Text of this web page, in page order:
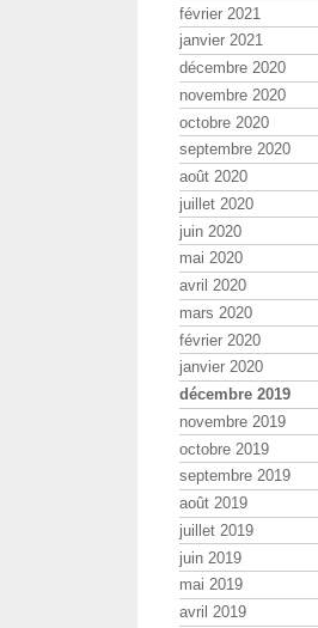
février 2021
janvier 2021
décembre 2020
novembre 2020
octobre 2020
septembre 2020
août 2020
juillet 2020
juin 2020
mai 2020
avril 2020
mars 2020
février 2020
janvier 2020
décembre 2019
novembre 2019
octobre 2019
septembre 2019
août 2019
juillet 2019
juin 2019
mai 2019
avril 2019